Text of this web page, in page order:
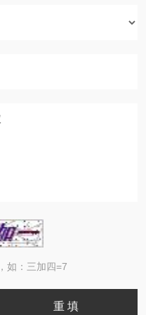
如：三加四=7